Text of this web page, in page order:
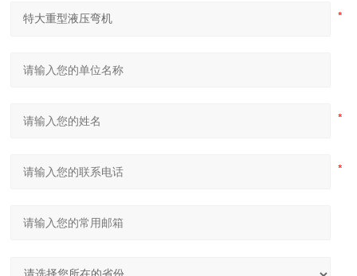
大型卷板机厂家供应 四辊液压卷板设备